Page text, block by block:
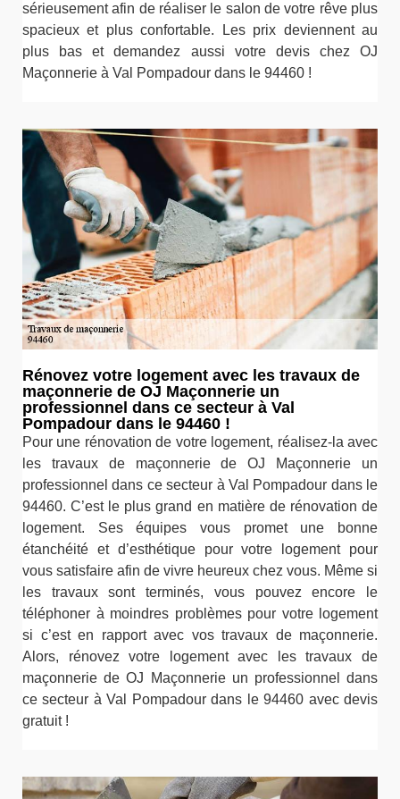
sérieusement afin de réaliser le salon de votre rêve plus
spacieux et plus confortable. Les prix deviennent au
plus bas et demandez aussi votre devis chez OJ
Maçonnerie à Val Pompadour dans le 94460 !
Rénovez votre logement avec les travaux de
maçonnerie de OJ Maçonnerie un
professionnel dans ce secteur à Val
Pompadour dans le 94460 !
Pour une rénovation de votre logement, réalisez-la avec
les travaux de maçonnerie de OJ Maçonnerie un
professionnel dans ce secteur à Val Pompadour dans le
94460. C’est le plus grand en matière de rénovation de
logement. Ses équipes vous promet une bonne
étanchéité et d’esthétique pour votre logement pour
vous satisfaire afin de vivre heureux chez vous. Même si
les travaux sont terminés, vous pouvez encore le
téléphoner à moindres problèmes pour votre logement
si c’est en rapport avec vos travaux de maçonnerie.
Alors, rénovez votre logement avec les travaux de
maçonnerie de OJ Maçonnerie un professionnel dans
ce secteur à Val Pompadour dans le 94460 avec devis
gratuit !